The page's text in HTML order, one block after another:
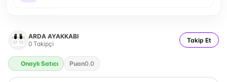
ARDA AYAKKABI
0 Takipçi Takip Et
Onaylı Satıcı Puan0.0